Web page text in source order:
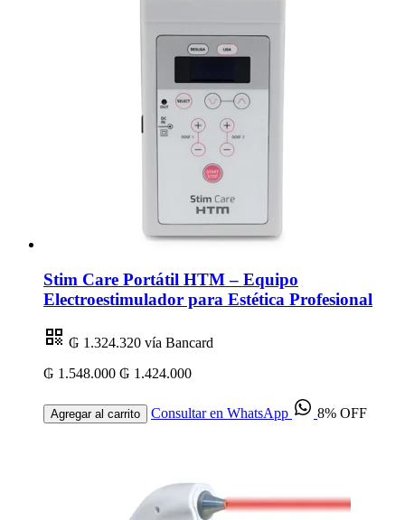
Stim Care Portátil HTM – Equipo
Electroestimulador para Estética Profesional
₲ 1.324.320 vía Bancard
₲ 1.548.000 ₲ 1.424.000
Agregar al carrito Consultar en WhatsApp 8% OFF